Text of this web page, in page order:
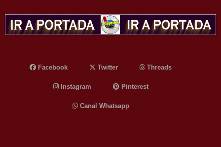
Facebook Twitter Threads
Instagram Pinterest
Canal Whatsapp